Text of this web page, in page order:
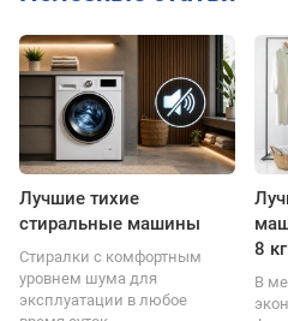
Лучшие тихие
стиральные машины
Стиралки с комфортным
уровнем шума для
эксплуатации в любое
8 кг
В